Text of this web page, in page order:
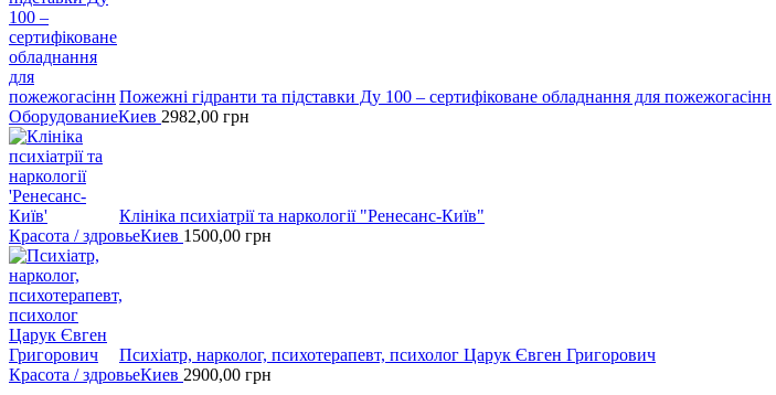
Пожежні гідранти тa підставки Ду 100 – сертифіковане обладнання для пожежогасінн
ОборудованиеКиев 2982,00 грн
Клініка психіатрії та наркології "Ренесанс-Київ"
Красота / здровьеКиев 1500,00 грн
Психіатр, нарколог, психотерапевт, психолог Царук Євген Григорович
Красота / здровьеКиев 2900,00 грн